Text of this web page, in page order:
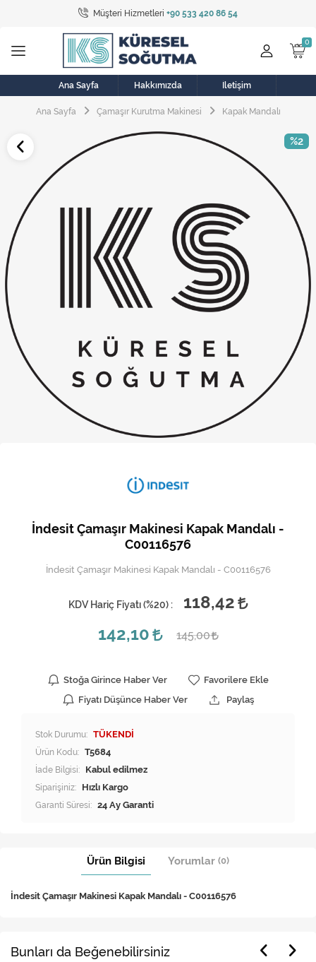
Müşteri Hizmetleri +90 533 420 86 54
Tüm Kategoriler
Bulaşık Makinesi
Buzdolabı
Çamaşır Kurutma Makinesi
Elektrikli Aksamlar
Elektrikli Süpürge
Fan
Fırın, Ocak ve Aspiratör
Klima
Kombi
Musluk
Soğutma Sistemleri
Şofben ve Termosifon
Ana Sayfa Hakkımızda İletişim
Ana Sayfa Çamaşır Kurutma Makinesi Kapak Mandalı
%2
İndesit Çamaşır Makinesi Kapak Mandalı -
C00116576
İndesit Çamaşır Makinesi Kapak Mandalı - C00116576
KDV Hariç Fiyatı (%20) :
118,42
142,10
145,00
Stoğa Girince Haber Ver
Favorilere Ekle
Fiyatı Düşünce Haber Ver
Paylaş
Stok Durumu: TÜKENDİ
Ürün Kodu: T5684
İade Bilgisi:
Siparişiniz: Hızlı Kargo
Garanti Süresi: 24 Ay Garanti
Ürün Bilgisi Yorumlar (0)
İndesit Çamaşır Makinesi Kapak Mandalı - C00116576
Bunları da Beğenebilirsiniz